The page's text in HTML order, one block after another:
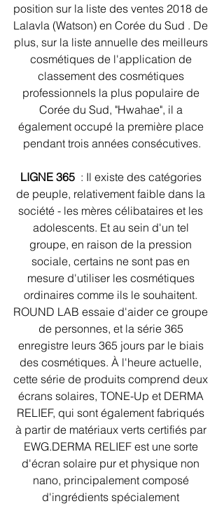
position sur la liste des ventes 2018 de
Lalavla (Watson) en Corée du Sud . De
plus, sur la liste annuelle des meilleurs
cosmétiques de l'application de
classement des cosmétiques
professionnels la plus populaire de
Corée du Sud, "Hwahae", il a
également occupé la première place
pendant trois années consécutives.
LIGNE 365
  : Il existe des catégories
de peuple, relativement faible dans la
société - les mères célibataires et les
adolescents. Et au sein d'un tel
groupe, en raison de la pression
sociale, certains ne sont pas en
mesure d'utiliser les cosmétiques
ordinaires comme ils le souhaitent.
ROUND LAB essaie d'aider ce groupe
de personnes, et la série 365
enregistre leurs 365 jours par le biais
des cosmétiques. À l'heure actuelle,
cette série de produits comprend deux
écrans solaires, TONE-Up et DERMA
RELIEF, qui sont également fabriqués
à partir de matériaux verts certifiés par
EWG.DERMA RELIEF est une sorte
d'écran solaire pur et physique non
nano, principalement composé
d'ingrédients spécialement